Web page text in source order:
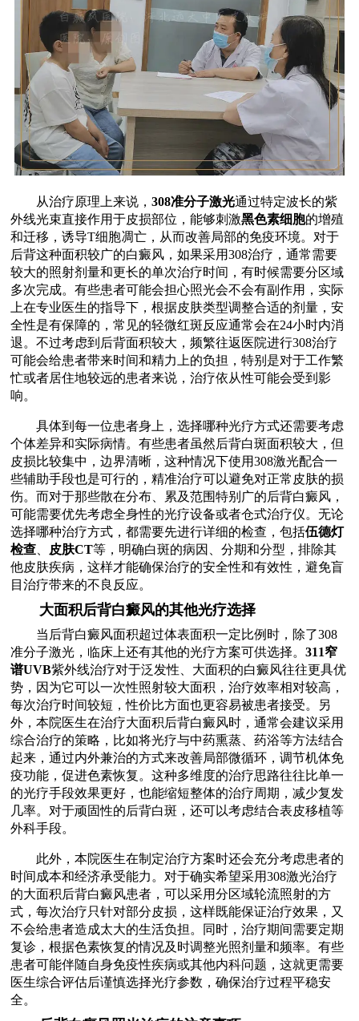
从治疗原理上来说，308准分子激光通过特定波长的紫
外线光束直接作用于皮损部位，能够刺激黑色素细胞的增殖
和迁移，诱导T细胞凋亡，从而改善局部的免疫环境。对于
后背这种面积较广的白癜风，如果采用308治疗，通常需要
较大的照射剂量和更长的单次治疗时间，有时候需要分区域
多次完成。有些患者可能会担心照光会不会有副作用，实际
上在专业医生的指导下，根据皮肤类型调整合适的剂量，安
全性是有保障的，常见的轻微红斑反应通常会在24小时内消
退。不过考虑到后背面积较大，频繁往返医院进行308治疗
可能会给患者带来时间和精力上的负担，特别是对于工作繁
忙或者居住地较远的患者来说，治疗依从性可能会受到影
响。
具体到每一位患者身上，选择哪种光疗方式还需要考虑
个体差异和实际病情。有些患者虽然后背白斑面积较大，但
皮损比较集中，边界清晰，这种情况下使用308激光配合一
些辅助手段也是可行的，精准治疗可以避免对正常皮肤的损
伤。而对于那些散在分布、累及范围特别广的后背白癜风，
可能需要优先考虑全身性的光疗设备或者仓式治疗仪。无论
选择哪种治疗方式，都需要先进行详细的检查，包括伍德灯
检查
皮肤CT等，明确白斑的病因、分期和分型，排除其
他皮肤疾病，这样才能确保治疗的安全性和有效性，避免盲
目治疗带来的不良反应。
大面积后背白癜风的其他光疗选择
当后背白癜风面积超过体表面积一定比例时，除了308
准分子激光，临床上还有其他的光疗方案可供选择。311窄
谱UVB紫外线治疗对于泛发性、大面积的白癜风往往更具优
势，因为它可以一次性照射较大面积，治疗效率相对较高，
每次治疗时间较短，性价比方面也更容易被患者接受。另
外，本院医生在治疗大面积后背白癜风时，通常会建议采用
综合治疗的策略，比如将光疗与中药熏蒸、药浴等方法结合
起来，通过内外兼治的方式来改善局部微循环，调节机体免
疫功能，促进色素恢复。这种多维度的治疗思路往往比单一
的光疗手段效果更好，也能缩短整体的治疗周期，减少复发
几率。对于顽固性的后背白斑，还可以考虑结合表皮移植等
外科手段。
此外，本院医生在制定治疗方案时还会充分考虑患者的
时间成本和经济承受能力。对于确实希望采用308激光治疗
的大面积后背白癜风患者，可以采用分区域轮流照射的方
式，每次治疗只针对部分皮损，这样既能保证治疗效果，又
不会给患者造成太大的生活负担。同时，治疗期间需要定期
复诊，根据色素恢复的情况及时调整光照剂量和频率。有些
患者可能伴随自身免疫性疾病或其他内科问题，这就更需要
医生综合评估后谨慎选择光疗参数，确保治疗过程平稳安
全。